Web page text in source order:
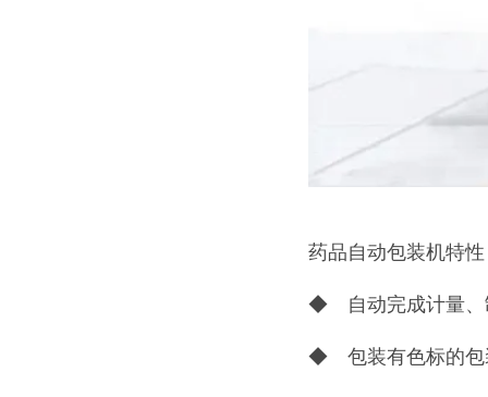
药品自动包装机特性
◆ 自动完成计量、
◆ 包装有色标的包